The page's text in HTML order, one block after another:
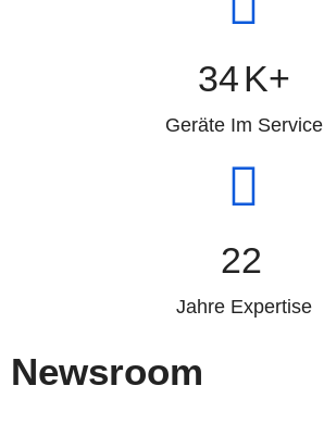
34K+
Geräte Im Service
22
Jahre Expertise
Newsroom